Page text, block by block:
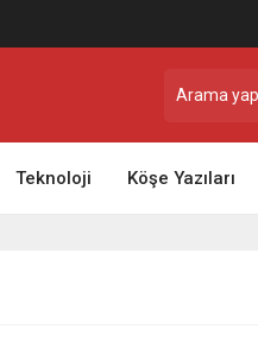
Teknoloji Köşe Yazıları